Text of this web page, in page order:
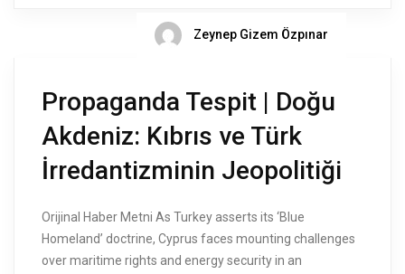
Zeynep Gizem Özpınar
Propaganda Tespit | Doğu
Akdeniz: Kıbrıs ve Türk
İrredantizminin Jeopolitiği
Orijinal Haber Metni As Turkey asserts its ‘Blue
Homeland’ doctrine, Cyprus faces mounting challenges
over maritime rights and energy security in an